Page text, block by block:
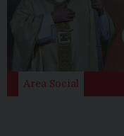
Area Social